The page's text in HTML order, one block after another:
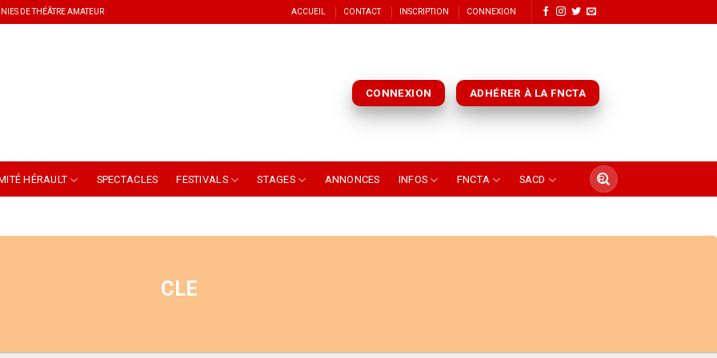
DE THÉÂTRE AMATEUR ACCUEIL CONTACT INSCRIPTION CONNEXION
CONNEXION ADHÉRER À LA FNCTA
HÉRAULT SPECTACLES FESTIVALS STAGES ANNONCES INFOS FNCTA SACD
CLE